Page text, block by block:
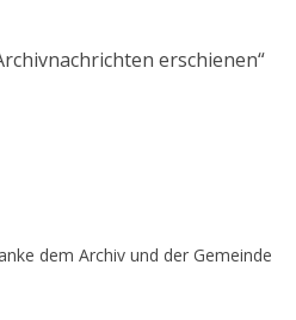
erschienen“
dem Archiv und der Gemeinde